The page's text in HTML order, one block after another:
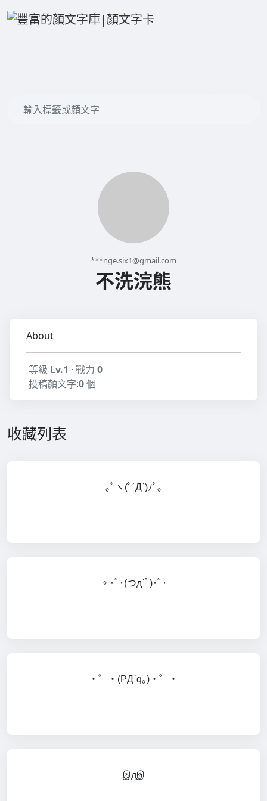
***nge.six1@gmail.com
不洗浣熊
About
等級 Lv.1 · 戰力 0
投稿顏文字:0個
收藏列表
｡ﾟヽ(ﾟ´Д`)ﾉﾟ｡
。･ﾟ･(つд`ﾟ)･ﾟ･
・゜・(PД`q｡)・゜・
இдஇ